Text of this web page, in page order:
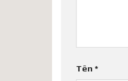
Tên *